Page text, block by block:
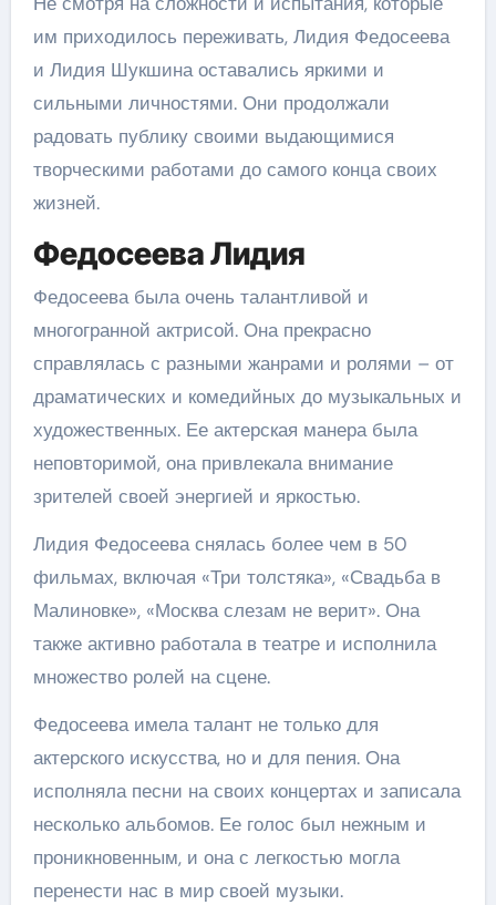
им приходилось переживать, Лидия Федосеева
и Лидия Шукшина оставались яркими и
сильными личностями. Они продолжали
радовать публику своими выдающимися
творческими работами до самого конца своих
жизней.
Федосеева Лидия
Федосеева была очень талантливой и
многогранной актрисой. Она прекрасно
справлялась с разными жанрами и ролями – от
драматических и комедийных до музыкальных и
художественных. Ее актерская манера была
неповторимой, она привлекала внимание
зрителей своей энергией и яркостью.
Лидия Федосеева снялась более чем в 50
фильмах, включая «Три толстяка», «Свадьба в
Малиновке», «Москва слезам не верит». Она
также активно работала в театре и исполнила
множество ролей на сцене.
Федосеева имела талант не только для
актерского искусства, но и для пения. Она
исполняла песни на своих концертах и записала
несколько альбомов. Ее голос был нежным и
проникновенным, и она с легкостью могла
перенести нас в мир своей музыки.